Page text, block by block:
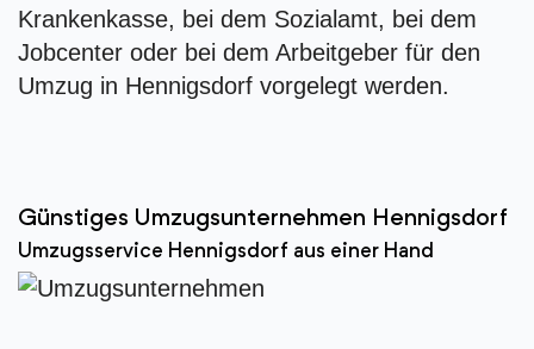
Krankenkasse, bei dem Sozialamt, bei dem
Jobcenter oder bei dem Arbeitgeber für den
Umzug in Hennigsdorf vorgelegt werden.
Günstiges Umzugsunternehmen Hennigsdorf
Umzugsservice Hennigsdorf aus einer Hand